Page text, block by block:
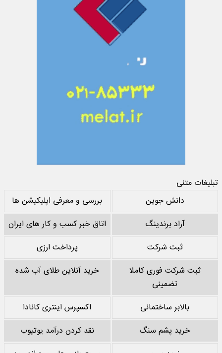
تبلیغات متنی
دانش جوین
بررسی و معرفی اپلیکیشن ها
آراد برندینگ
اتاق خبر کسب و کار های ایران
ثبت شرکت
پرداخت ارزی
ثبت شرکت فوری کاملا
تضمینی
خرید آنلاین طلای آب شده
بالابر ساختمانی
اکسپرس اینتری کانادا
خرید پشم سنگ
نقد کردن درآمد یوتیوب